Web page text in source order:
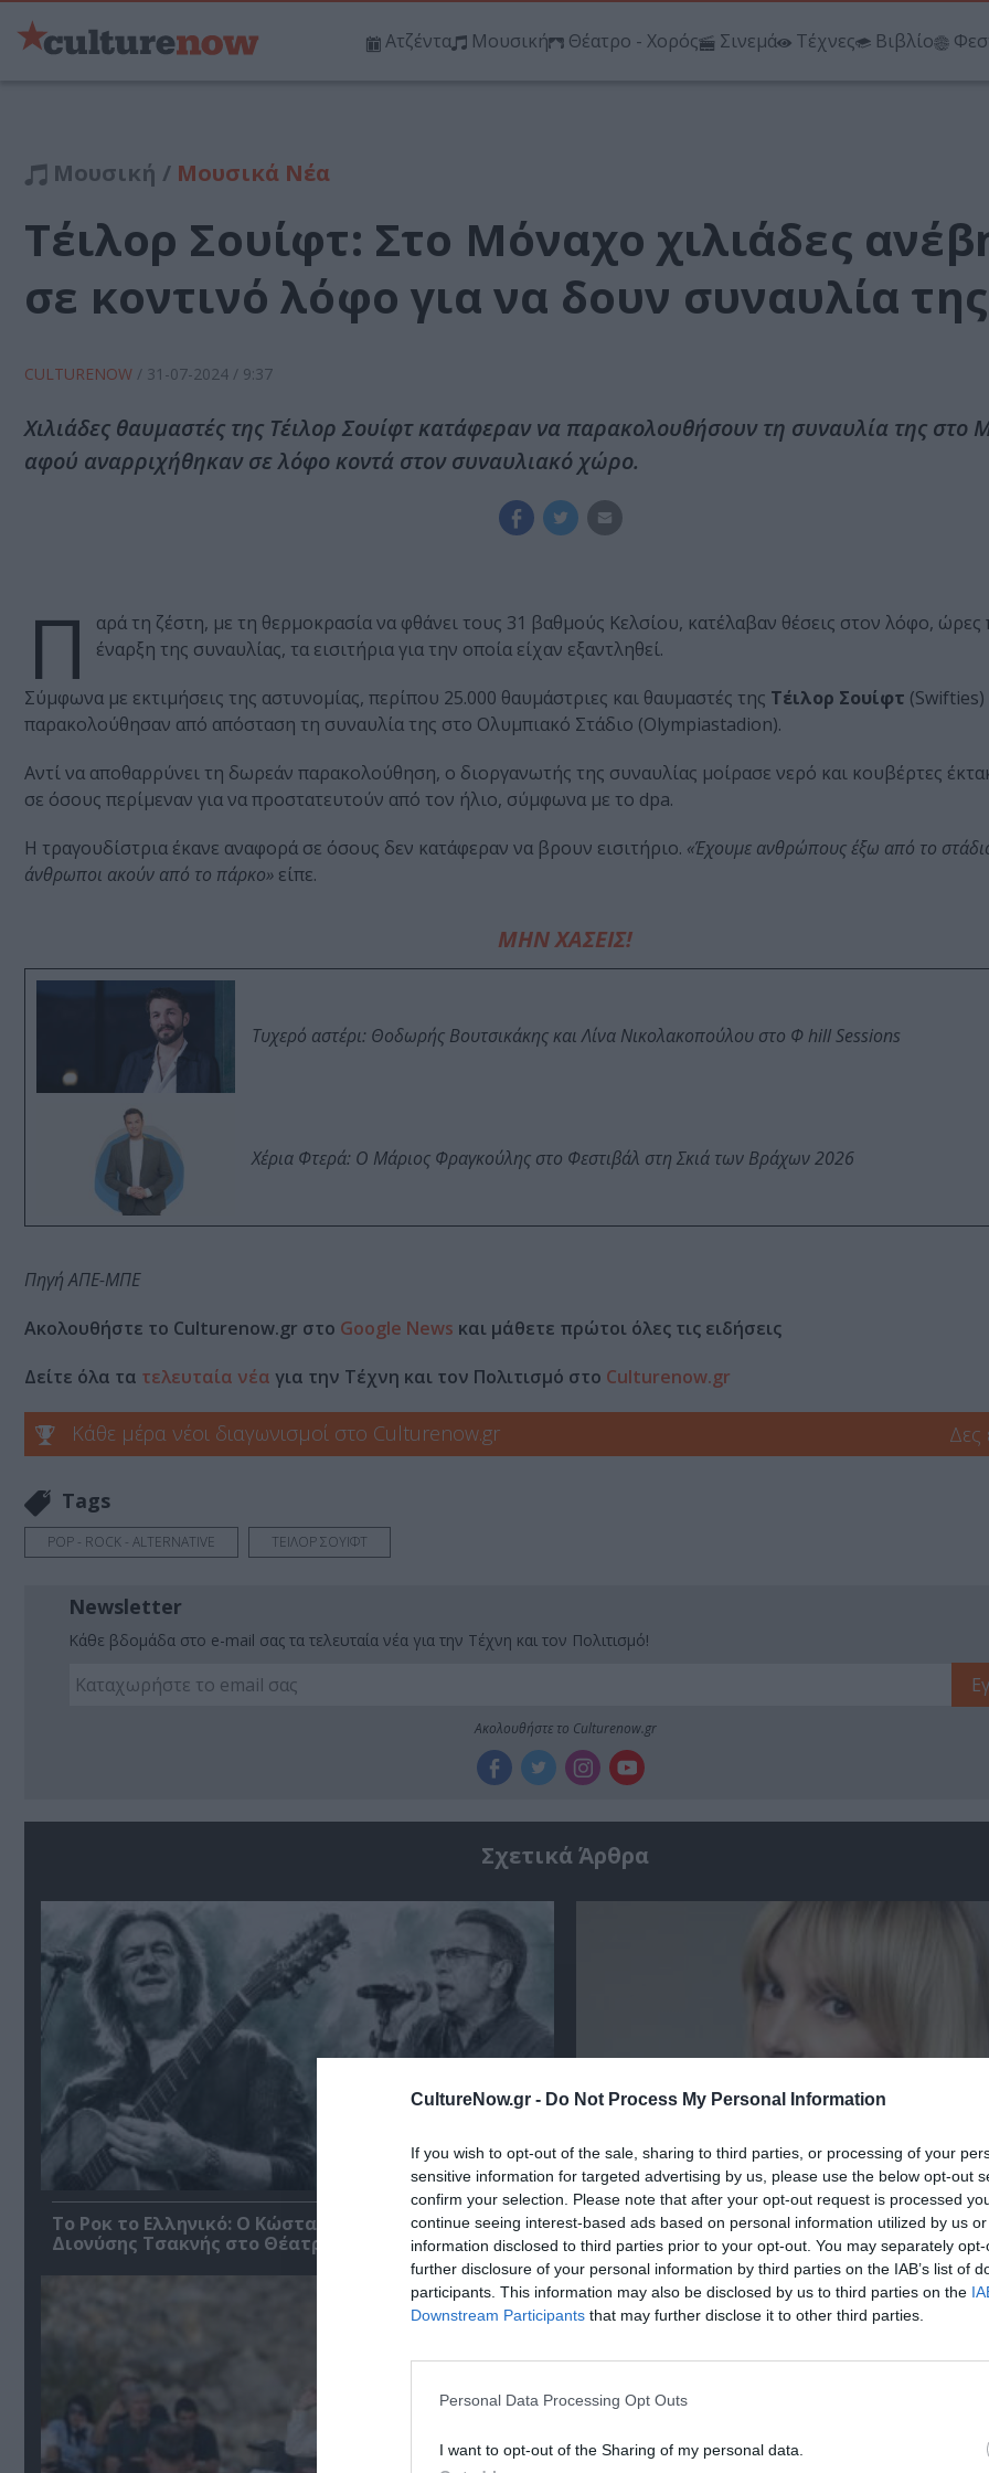
CultureNow.gr - Do Not Process My Personal Information
If you wish to opt-out of the sale, sharing to third parties, or processing of your
sensitive information for targeted advertising by us, please use the below opt-out
confirm your selection. Please note that after your opt-out request is processed
continue seeing interest-based ads based on personal information utilized by us
information disclosed to third parties prior to your opt-out. You may separately
further disclosure of your personal information by third parties on the IAB’s list of
participants. This information may also be disclosed by us to third parties on the
Downstream Participants that may further disclose it to other third parties.
Personal Data Processing Opt Outs
I want to opt-out of the Sharing of my personal data.
Ατζέντα Μουσική Θέατρο - Χορός Σινεμά Τέχνες Βιβλίο
Μουσική / Μουσικά Νέα
Τέιλορ Σουίφτ: Στο Μόναχο χιλιάδες
σε κοντινό λόφο για να δουν συναυλία της
CULTURENOW / 31-07-2024 / 9:37
Χιλιάδες θαυμαστές της Τέιλορ Σουίφτ κατάφεραν να παρακολουθήσουν τη συναυλία της στο
αφού αναρριχήθηκαν σε λόφο κοντά στον συναυλιακό χώρο.
Π
αρά τη ζέστη, με τη θερμοκρασία να φθάνει τους 31 βαθμούς Κελσίου, κατέλαβαν θέσεις στον λόφο, ώρες
έναρξη της συναυλίας, τα εισιτήρια για την οποία είχαν εξαντληθεί.
Σύμφωνα με εκτιμήσεις της αστυνομίας, περίπου 25.000 θαυμάστριες και θαυμαστές της Τέιλορ Σουίφτ (Swifties)
παρακολούθησαν από απόσταση τη συναυλία της στο Ολυμπιακό Στάδιο (Olympiastadion).
Αντί να αποθαρρύνει τη δωρεάν παρακολούθηση, ο διοργανωτής της συναυλίας μοίρασε νερό και κουβέρτες
σε όσους περίμεναν για να προστατευτούν από τον ήλιο, σύμφωνα με το dpa.
Η τραγουδίστρια έκανε αναφορά σε όσους δεν κατάφεραν να βρουν εισιτήριο. «Έχουμε ανθρώπους έξω από το
άνθρωποι ακούν από το πάρκο» είπε.
ΜΗΝ ΧΑΣΕΙΣ!
Τυχερό αστέρι: Θοδωρής Βουτσικάκης και Λίνα Νικολακοπούλου στο Φ hill Sessions
Χέρια Φτερά: Ο Μάριος Φραγκούλης στο Φεστιβάλ στη Σκιά των Βράχων 2026
Πηγή ΑΠΕ-ΜΠΕ
Ακολουθήστε το Culturenow.gr στο Google News και μάθετε πρώτοι όλες τις ειδήσεις
Δείτε όλα τα τελευταία νέα για την Τέχνη και τον Πολιτισμό στο Culturenow.gr
Κάθε μέρα νέοι διαγωνισμοί στο Culturenow.gr Δες
Tags
POP - ROCK - ALTERNATIVE ΤΕΙΛΟΡ ΣΟΥΙΦΤ
Newsletter
Κάθε βδομάδα στο e-mail σας τα τελευταία νέα για την Τέχνη και τον Πολιτισμό!
Ακολουθήστε το Culturenow.gr
Σχετικά Άρθρα
Το Ροκ το Ελληνικό: Ο Κώστας Τουρνάς και ο
Διονύσης Τσακνής στο Θέατρο Άλσος ΔΕΗ
Η Ελεωνόρα Ζουγανέλη για δύο μοναδικές
στην Κρήτη